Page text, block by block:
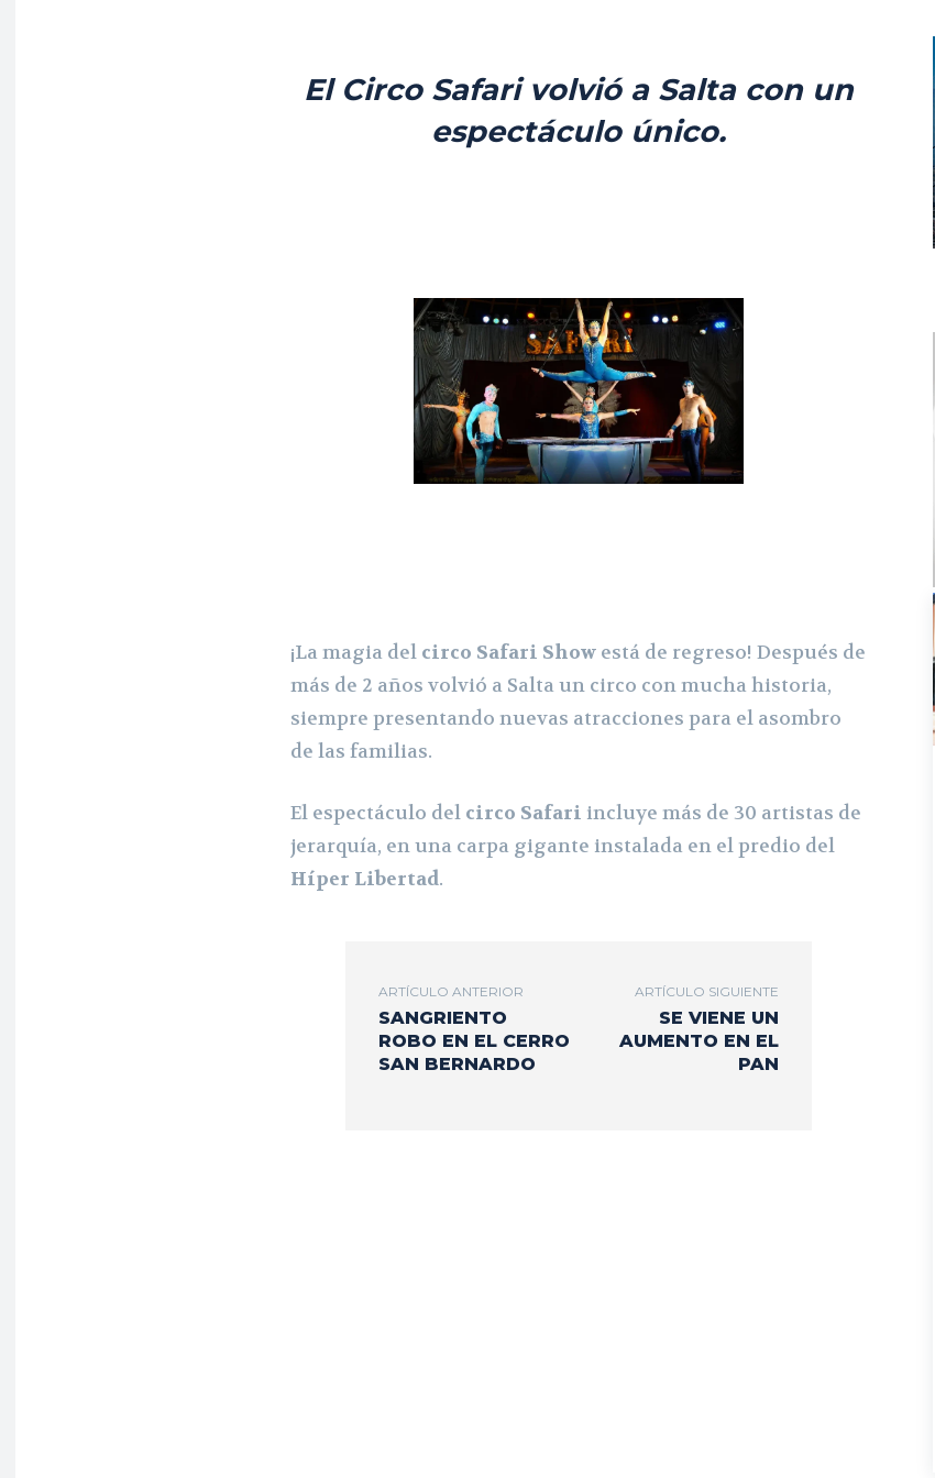
El Circo Safari volvió a Salta con un
espectáculo único.
¡La magia del circo Safari Show está de regreso! Después de
más de 2 años volvió a Salta un circo con mucha historia,
siempre presentando nuevas atracciones para el asombro
de las familias.
El espectáculo del circo Safari incluye más de 30 artistas de
jerarquía, en una carpa gigante instalada en el predio del
Híper Libertad.
ARTÍCULO ANTERIOR
SANGRIENTO
ROBO EN EL CERRO
SAN BERNARDO
ARTÍCULO SIGUIENTE
SE VIENE UN
AUMENTO EN EL
PAN